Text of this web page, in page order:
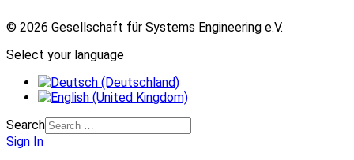
© 2026 Gesellschaft für Systems Engineering e.V.
Select your language
Search
Sign In